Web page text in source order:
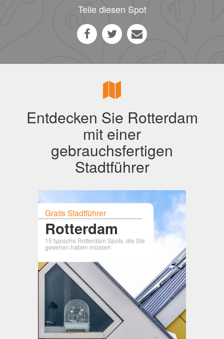
Teile diesen Spot
Entdecken Sie Rotterdam
mit einer
gebrauchsfertigen
Stadtführer
Gratis Stadtführer
Rotterdam
15 typische Rotterdam Spots, die Sie
gesehen haben müssen